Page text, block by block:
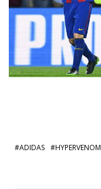
ADIDAS HYPERVENOM